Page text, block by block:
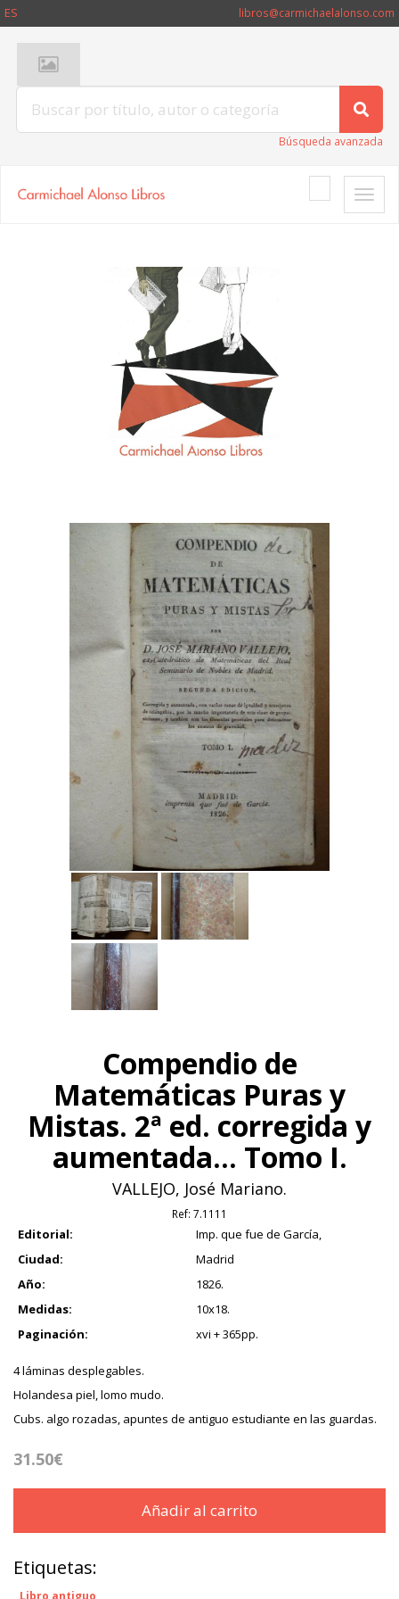
ES libros@carmichaelalonso.com
Búsqueda avanzada
Toggle
Compendio de
Matemáticas Puras y
Mistas. 2ª ed. corregida y
aumentada... Tomo I.
VALLEJO, José Mariano.
Ref: 7.1111
Editorial:
Imp. que fue de García,
Ciudad:
Madrid
Año:
1826.
Medidas:
10x18.
Paginación:
xvi + 365pp.
4 láminas desplegables.
Holandesa piel, lomo mudo.
Cubs. algo rozadas, apuntes de antiguo estudiante en las guardas.
31.50€
Añadir al carrito
Etiquetas: